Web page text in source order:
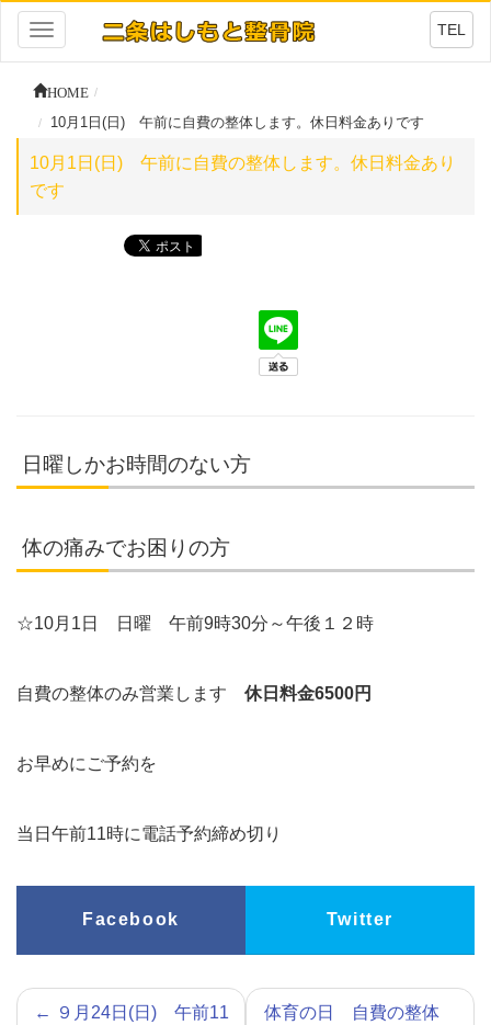
Toggle
navigation
TEL
HOME
10月1日(日) 午前に自費の整体します。休日料金ありです
10月1日(日) 午前に自費の整体します。休日料金あり
です
日曜しかお時間のない方
体の痛みでお困りの方
☆10月1 日 日曜 午前9時30分～午後１２時
自費の整体のみ営業します 休日料金6500円
お早めにご予約を
当日午前11時に電話予約締め切り
Facebook Twitter
←
９月24日(日) 午前11
体育の日 自費の整体